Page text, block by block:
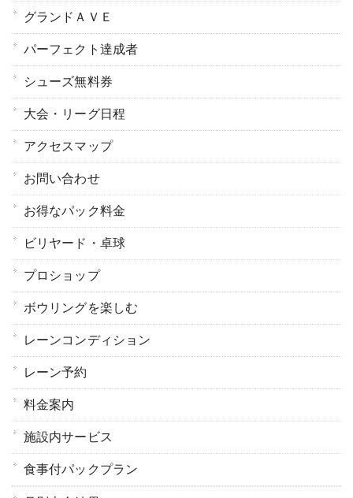
グランドＡＶＥ
パーフェクト達成者
シューズ無料券
大会・リーグ日程
アクセスマップ
お問い合わせ
お得なパック料金
ビリヤード・卓球
プロショップ
ボウリングを楽しむ
レーンコンディション
レーン予約
料金案内
施設内サービス
食事付パックプラン